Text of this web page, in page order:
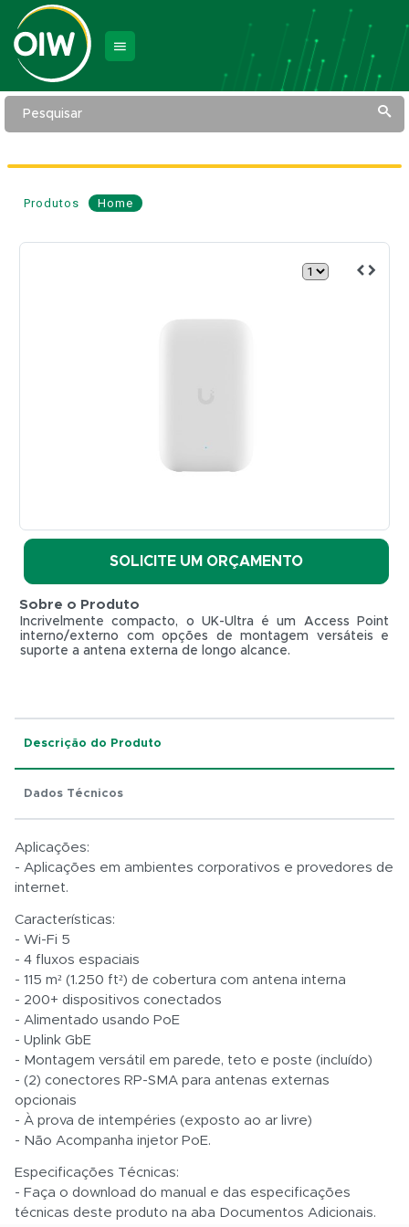
Pesquisar
Home
Produtos
Access
UBIQUITI
SOLICITE UM ORÇAMENTO
Total:
R$ 0,01
Sobre o Produto
Incrivelmente compacto, o UK-Ultra é um Access Point
interno/externo com opções de montagem versáteis e
suporte a antena externa de longo alcance.
Descrição do Produto
Dados Técnicos
Aplicações:
- Aplicações em ambientes corporativos e provedores de
internet.
Características:
- Wi-Fi 5
- 4 fluxos espaciais
- 115 m² (1.250 ft²) de cobertura com antena interna
- 200+ dispositivos conectados
- Alimentado usando PoE
- Uplink GbE
- Montagem versátil em parede, teto e poste (incluído)
- (2) conectores RP-SMA para antenas externas
opcionais
- À prova de intempéries (exposto ao ar livre)
- Não Acompanha injetor PoE.
Especificações Técnicas:
- Faça o download do manual e das especificações
técnicas deste produto na aba Documentos Adicionais.